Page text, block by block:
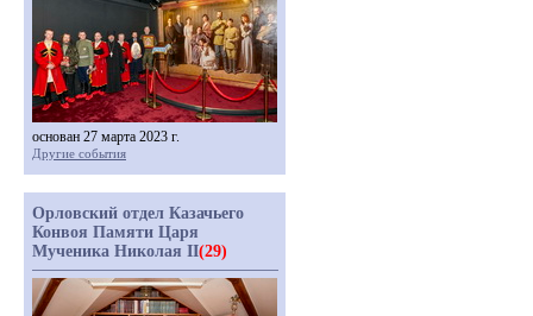
основан 27 марта 2023 г.
Другие события
Орловский отдел Казачьего
Конвоя Памяти Царя
Мученика Николая II(29)